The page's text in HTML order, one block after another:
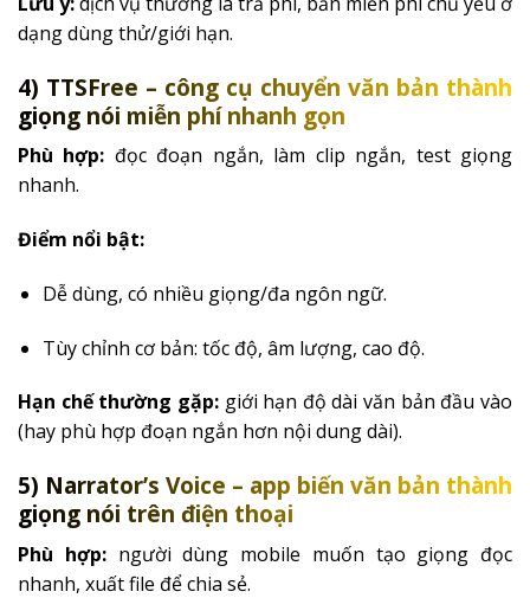
dạng dùng thử/giới hạn.
4) TTSFree – công cụ chuyển văn bản thành
giọng nói miễn phí nhanh gọn
Phù hợp: đọc đoạn ngắn, làm clip ngắn, test giọng
nhanh.
Điểm nổi bật:
Dễ dùng, có nhiều giọng/đa ngôn ngữ.
Tùy chỉnh cơ bản: tốc độ, âm lượng, cao độ.
Hạn chế thường gặp:giới hạn độ dài văn bản đầu vào
(hay phù hợp đoạn ngắn hơn nội dung dài).
5) Narrator’s Voice – app biến văn bản thành
giọng nói trên điện thoại
Phù hợp:người dùng mobile muốn tạo giọng đọc
nhanh, xuất file để chia sẻ.